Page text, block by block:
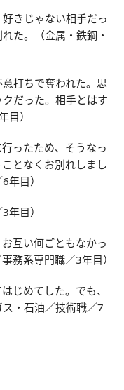
きじゃない相手だっ
た。（金属・鉄鋼・
打ちで奪われた。思
だった。相手とはす
目）
ったため、そうなっ
となくお別れしまし
年目）
年目）
互い何ごともなかっ
務系専門職／3年目）
じめてした。でも、
・石油／技術職／7